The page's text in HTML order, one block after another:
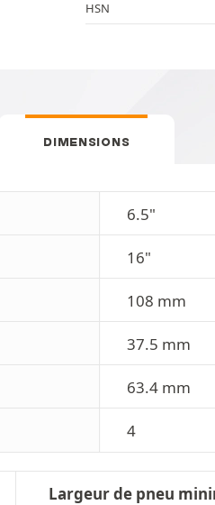
HSN
DIMENSIONS
6.5"
16"
108 mm
37.5 mm
63.4 mm
4
Largeur de pneu